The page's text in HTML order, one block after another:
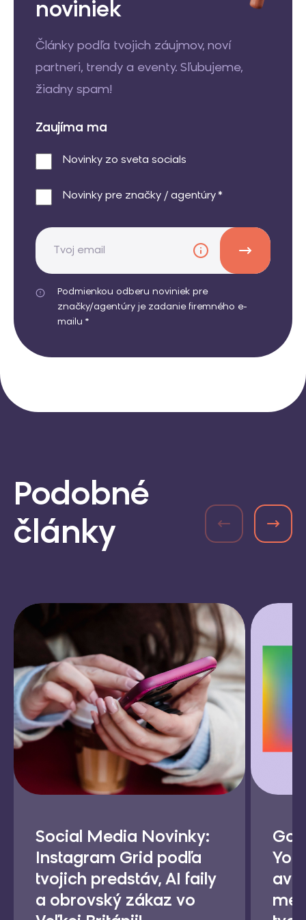
noviniek
Články podľa tvojich záujmov, noví
partneri, trendy a eventy. Sľubujeme,
žiadny spam!
Zaujíma ma
Novinky zo sveta socials
Novinky pre značky / agentúry *
Podmienkou odberu noviniek pre
značky/agentúry je zadanie firemného e-
mailu *
Podobné
články
Social Media Novinky:
Instagram Grid podľa
tvojich predstáv, AI faily
a obrovský zákaz vo